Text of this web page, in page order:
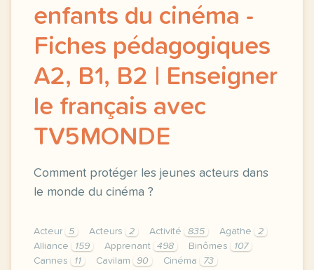
enfants du cinéma -
Fiches pédagogiques
A2, B1, B2 | Enseigner
le français avec
TV5MONDE
Comment protéger les jeunes acteurs dans
le monde du cinéma ?
Acteur 5 Acteurs 2 Activité 835 Agathe
2
Alliance
159 Apprenant 498 Binômes
107
Cannes
11 Cavilam 90 Cinéma
73